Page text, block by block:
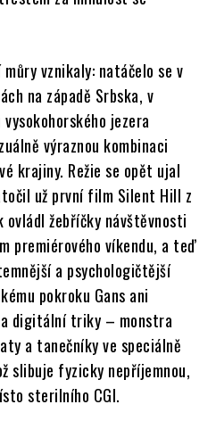
vznikaly: natáčelo se v
na západě Srbska, v
jezera
výraznou kombinaci
krajiny. Režie se opět ujal
už první film Silent Hill z
žebříčky návštěvnosti
premiérového víkendu, a teď
a psychologičtější
pokroku Gans ani
digitální triky – monstra
a tanečníky ve speciálně
slibuje fyzicky nepříjemnou,
sterilního CGI.